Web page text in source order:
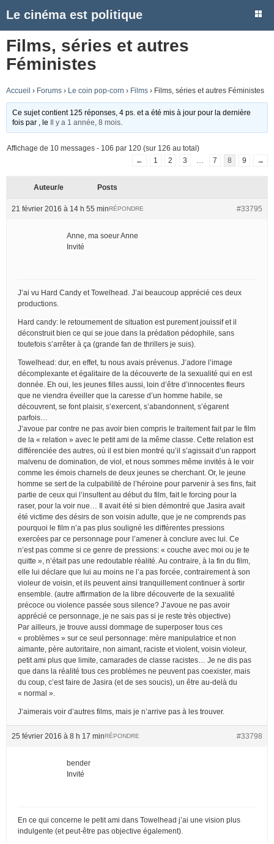
Le cinéma est politique
Films, séries et autres
Féministes
Accueil › Forums › Le coin pop-corn › Films › Films, séries et autres Féministes
Ce sujet contient 125 réponses, 4 ps. et a été mis à jour pour la dernière
fois par
, le Il y a 1 année, 8 mois
Affichage de 10 messages - 106 par 120 (sur 126 au total)
←
1 2 3 7 8 9 →
Auteur/e Posts
21 février 2016 à 14 h 55 min #33795
RÉPONDRE
Anne, ma soeur Anne
Invité
J’ai vu Hard Candy et Towelhead. J’ai beaucoup apprécié ces deux
productions.
Hard candy: le retournement de situation est purement jouissif et il
déconstruit bien ce qui se joue dans la prédation pédophile, sans
toutefois s’arrêter à ça (grande fan de thrillers je suis).
Towelhead: dur, en effet, tu nous avais prévenus. J’adore l’image
décomplexante et égalitaire de la découverte de la sexualité qui en est
donnée. Eh oui, les jeunes filles aussi, loin d’être d’innocentes fleurs
que ne viendra éveiller que la caresse d’un homme habile, se
découvrent, se font plaisir, s’exercent, s’abandonnent, s’égarent
parfois…
J’avoue par contre ne pas avoir bien compris le traitement fait par le film
de la « relation » avec le petit ami de la même classe. Cette relation est
différenciée des autres, où il est bien montré qu’il s’agissait d’un rapport
malvenu de domination, de viol, et nous sommes même invités à le voir
comme les émois charnels de deux jeunes se cherchant. Or, le jeune
homme se sert de la culpabilité de l’héroine pour parvenir à ses fins, fait
partie de ceux qui l’insultent au début du film, fait le forcing pour la
raser, pour la voir nue… Il avait été si bien démontré que Jasira avait
été victime des désirs de son voisin adulte, que je ne comprends pas
pourquoi le film n’a pas plus souligné les différentes pressions
exercées par ce personnage pour l’amener à conclure avec lui. Ce
n’est pas comme si ce genre de pressions: « couche avec moi ou je te
quitte », n’était pas une redoutable réalité. Au contraire, à la fin du film,
elle lui déclare que lui au moins ne l’a pas forcée, contrairement à son
violeur de voisin, et ils peuvent ainsi tranquillement continuer à sortir
ensemble. (autre affirmation de la libre découverte de la sexualité
précoce ou violence passée sous silence? J’avoue ne pas avoir
apprécié ce personnage, je ne sais pas si je reste très objective)
Par ailleurs, je trouve aussi dommage de superposer tous ces
« problèmes » sur ce seul personnage: mère manipulatrice et non
aimante, père autoritaire, non aimant, raciste et violent, voisin violeur,
petit ami plus que limite, camarades de classe racistes… Je ne dis pas
que dans la réalité tous ces problèmes ne peuvent pas coexister, mais
du coup, c’est faire de Jasira (et de ses soucis), un être au-delà du
« normal ».
J’aimerais voir d’autres films, mais je n’arrive pas à les trouver.
25 février 2016 à 8 h 17 min #33798
RÉPONDRE
bender
Invité
En ce qui concerne le petit ami dans Towelhead j’ai une vision plus
indulgente (et peut-être pas objective également).